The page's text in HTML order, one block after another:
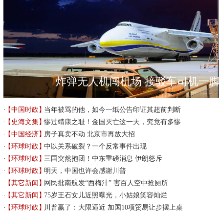
炸弹无人机闯机场 接驳车司机一
【中国时政】当年被骂的他，如今一纸公告印证其超前判断
【史海文集】惨过靖康之耻！金国灭亡这一天，究竟有多惨
【中国经济】房子真卖不动 北京市再放大招
【环球时政】中以关系破裂？一个反常事件出现
【环球时政】三国突然抱团！中东重磅消息 伊朗怒斥
【环球时政】明天，中国也许会感谢川普
【其它新闻】网民批南航发“西梅汁” 害百人空中抢厕所
【其它新闻】75岁王石女儿近照曝光，小姑娘笑容灿烂
【环球时政】川普赢了：大限逼近 加国10项贸易让步摆上桌